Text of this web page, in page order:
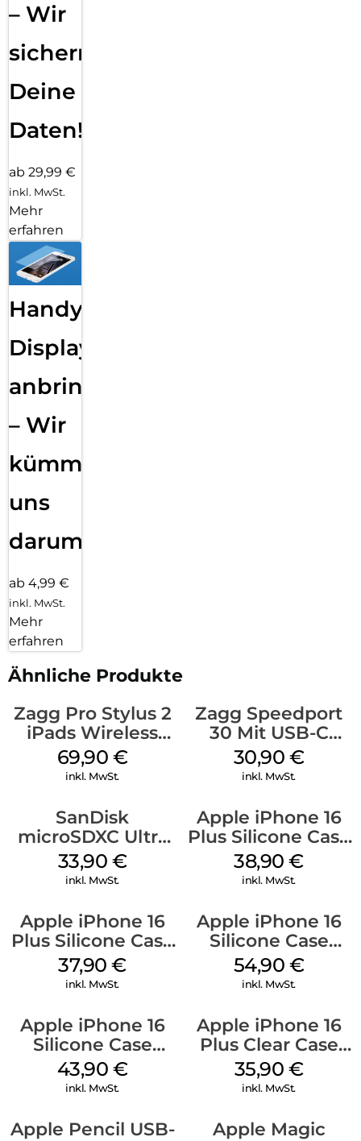
– Wir
sichern
Deine
Daten!
ab 29,99 €
inkl. MwSt.
Mehr
erfahren
Handy
Displayfolie
anbringen
– Wir
kümmern
uns
darum!
ab 4,99 €
inkl. MwSt.
Mehr
erfahren
Ähnliche Produkte
Zagg Pro Stylus 2
iPads Wireless
Charging Grau
69,90 €
inkl. MwSt.
Zagg Speedport
30 Mit USB-C
Kabel Weiß
30,90 €
inkl. MwSt.
SanDisk
microSDXC Ultra
128 GB + Adapter
Mobile
33,90 €
inkl. MwSt.
Apple iPhone 16
Plus Silicone Case
MagSafe Denim
38,90€
inkl. MwSt.
Apple iPhone 16
Plus Silicone Case
MagSafe Lake
Green
37,90€
inkl. MwSt.
Apple iPhone 16
Silicone Case
MagSafe Black
54,90 €
inkl. MwSt.
Apple iPhone 16
Silicone Case
MagSafe Plum
43,90 €
inkl. MwSt.
Apple iPhone 16
Plus Clear Case
MagSafe
Transparent
35,90 €
inkl. MwSt.
Apple Pencil USB-
Apple Magic